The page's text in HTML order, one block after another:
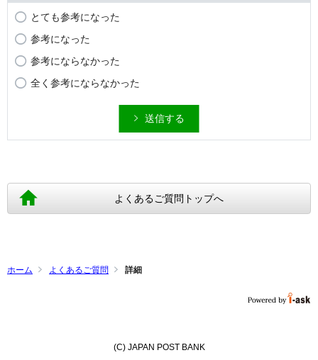
とても参考になった
参考になった
参考にならなかった
全く参考にならなかった
送信する
よくあるご質問トップへ
ホーム よくあるご質問 詳細
(C) JAPAN POST BANK